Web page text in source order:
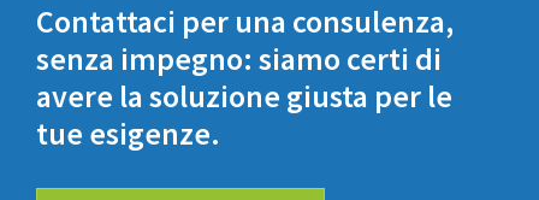
Contattaci per una consulenza,
senza impegno: siamo certi di
avere la soluzione giusta per le
tue esigenze.